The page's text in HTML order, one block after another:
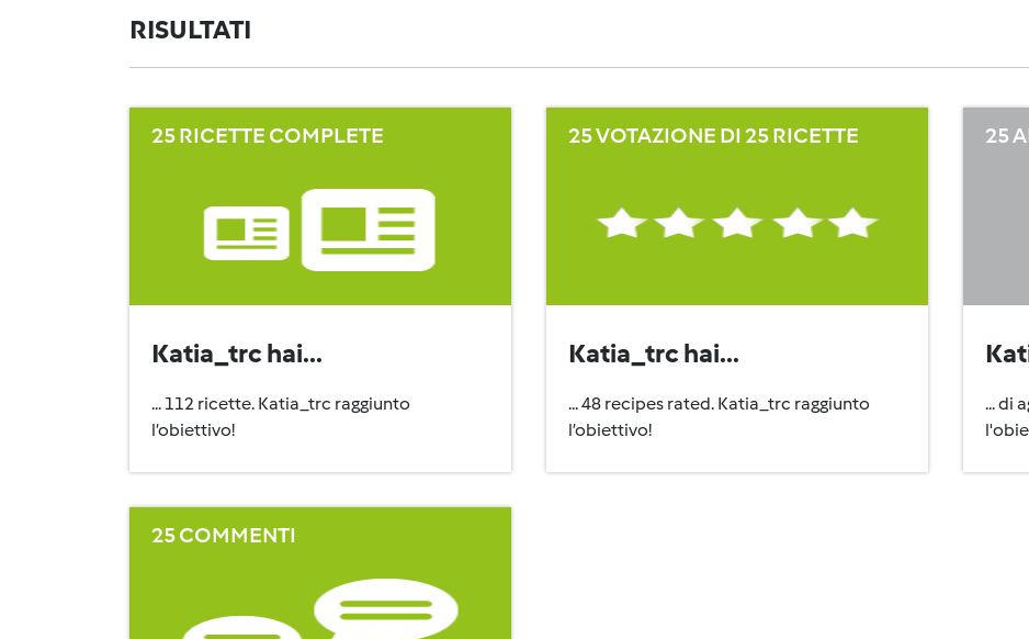
RISULTATI
25 RICETTE COMPLETE
Katia_trc hai...
... 112 ricette. Katia_trc raggiunto
l’obiettivo!
25 VOTAZIONE DI 25 RICETTE
Katia_trc hai...
... 48 recipes rated. Katia_trc raggiunto
l’obiettivo!
25
... di
25 COMMENTI